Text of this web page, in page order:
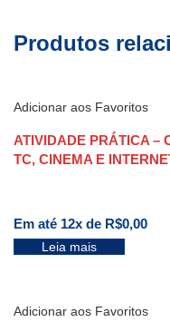
Produtos
Adicionar aos Favoritos
ATIVIDADE PRÁTICA –
TC, CINEMA E
Em até 12x de R$0,00
Leia mais
Adicionar aos Favoritos